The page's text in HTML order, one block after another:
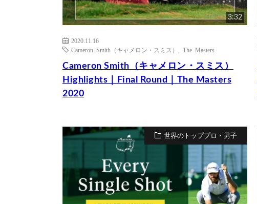
3:32
2020.11.16
Cameron Smith（キャメロン・スミス）
The Masters
Cameron Smith（キャメロン・スミス）
Highlights｜Final Round｜The Masters
2020
世界のトッププロ・男子